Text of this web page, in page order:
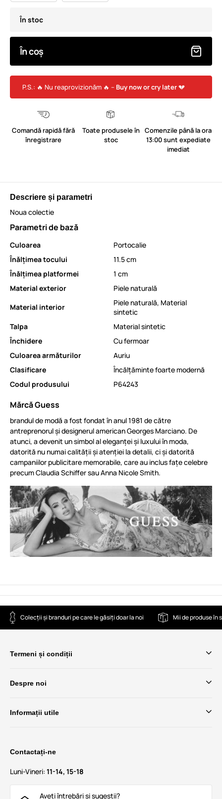
În stoc
În coș
P.S.: 🔥 Nu reaprovizionăm 🔥 – Buy now or cry later💔
Comandă rapidă fără
înregistrare
Toate produsele în
stoc
Comenzile până la ora
13:00 sunt expediate
imediat
Descriere și parametri
Noua colectie
Parametri de bază
Culoarea
Portocalie
Înălțimea tocului
11.5 cm
Înălțimea platformei
1 cm
Material exterior
Piele naturală
Material interior
Piele naturală, Material
sintetic
Talpa
Material sintetic
Închidere
Cu fermoar
Culoarea armăturilor
Auriu
Clasificare
Încălțăminte foarte modernă
Codul produsului
P64243
Mărcă Guess
brandul de modă a fost fondat în anul 1981 de către
antreprenorul și designerul american Georges Marciano. De
atunci, a devenit un simbol al eleganței și luxului în moda,
datorită nu numai calității și atenției la detalii, ci și datorită
campaniilor publicitare memorabile, care au inclus fațe celebre
precum Claudia Schiffer sau Anna Nicole Smith.
Colecții și branduri pe care le găsiți doar la noi Mii de produse în
Termeni și condiții
Despre noi
Informații utile
Contactați-ne
Luni-Vineri: 11-14, 15-18
Aveți întrebări și sugestii?